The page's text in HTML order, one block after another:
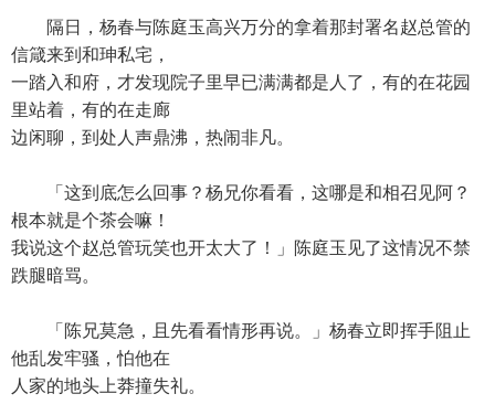
隔日，杨春与陈庭玉高兴万分的拿着那封署名赵总管的
信箴来到和珅私宅，
一踏入和府，才发现院子里早已满满都是人了，有的在花园
里站着，有的在走廊
边闲聊，到处人声鼎沸，热闹非凡。
「这到底怎么回事？杨兄你看看，这哪是和相召见阿？
根本就是个茶会嘛！
我说这个赵总管玩笑也开太大了！」陈庭玉见了这情况不禁
跌腿暗骂。
「陈兄莫急，且先看看情形再说。」杨春立即挥手阻止
他乱发牢骚，怕他在
人家的地头上莽撞失礼。